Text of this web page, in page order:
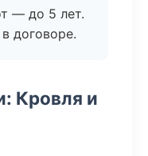
— до 5 лет.
договоре.
Кровля и